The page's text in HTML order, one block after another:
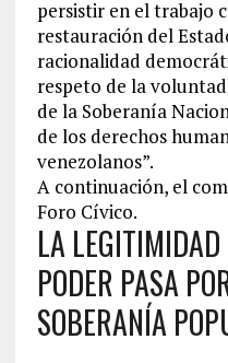
persistir en el trabajo
restauración del
racionalidad
respeto de la
de la Soberanía
de los derechos
venezolanos”.
A continuación, el
Foro Cívico.
LA
PODER PASA
SOBERANÍA